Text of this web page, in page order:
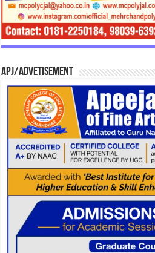
APJ/Advetisement